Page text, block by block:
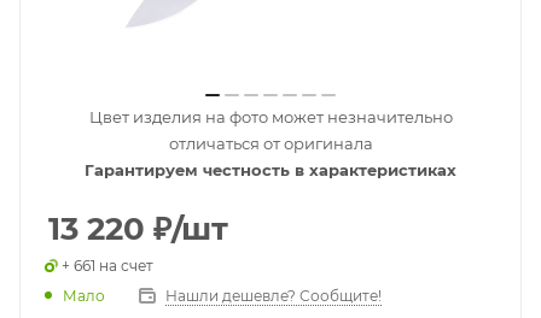
Цвет изделия на фото может незначительно
отличаться от оригинала
Гарантируем честность в характеристиках
13 220 ₽/шт
+ 661 на счет
Мало
Нашли дешевле? Сообщите!